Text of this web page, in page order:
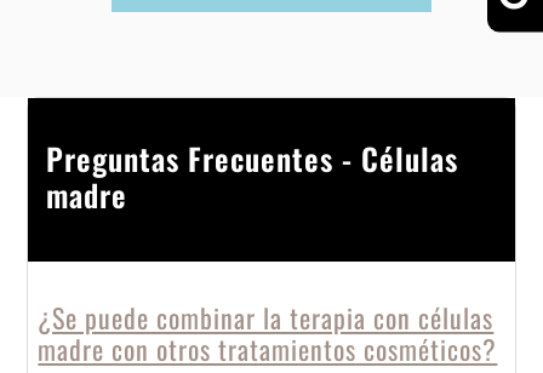
Preguntas Frecuentes - Células
madre
¿Se puede combinar la terapia con células
madre con otros tratamientos cosméticos?